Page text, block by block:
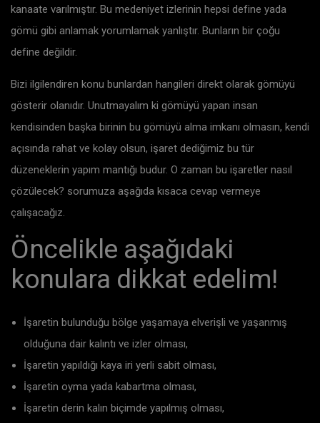
kanaate varılmıştır. Bu medeniyet izlerinin hepsi define yada
gömü gibi anlamak yorumlamak yanlıştır. Bunların bir çoğu
define değildir.
Bizi ilgilendiren konu bunlardan hangileri direkt olarak gömüyü
gösterir olanıdır. Unutmayalım ki gömüyü yapan insan
kendisinden başka birinin bu gömüyü alma imkanı olmasın, kendi
açısında rahat ve kolay olsun, işaret dediğimiz bu tür
düzeneklerin yapım mantığı budur. O zaman bu işaretler nasıl
çözülecek? sorumuza aşağıda kısaca cevap vermeye
çalışacağız.
Öncelikle aşağıdaki
konulara dikkat edelim!
İşaretin bulunduğu bölge yaşamaya elverişli ve yaşanmış
olduğuna dair kalıntı ve izler olması,
İşaretin yapıldığı kaya iri yerli sabit olması,
İşaretin oyma yada kabartma olması,
İşaretin derin kalın biçimde yapılmış olması,